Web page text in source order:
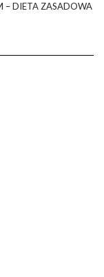
– DIETA ZASADOWA